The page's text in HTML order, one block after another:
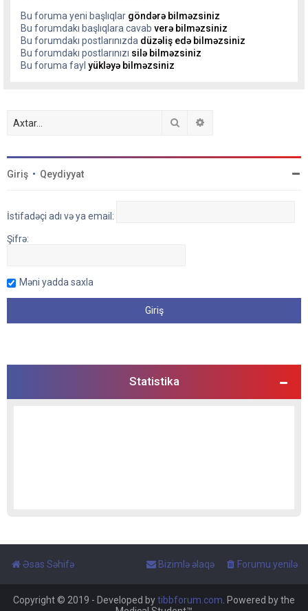
Bu foruma yeni başlıqlar göndərə bilməzsiniz
Bu forumdakı başlıqlara cavab verə bilməzsiniz
Bu forumdakı postlarınızda düzəliş edə bilməzsiniz
Bu forumdakı postlarınızı silə bilməzsiniz
Bu foruma fayl yükləyə bilməzsiniz
Axtar
Giriş • Qeydiyyat
İstifadəçi adı və ya email:
Şifrə:
Məni yadda saxla
Statistika
Əsas Səhifə Forumu yenilə
Bizimlə əlaqə
Copyright © 2019 - Developed bytibbforum.com . Powered by the